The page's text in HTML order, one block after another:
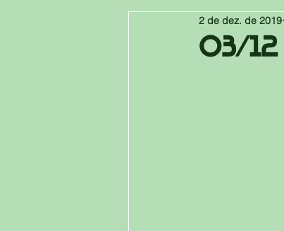
03/12
2 de dez. de 2019